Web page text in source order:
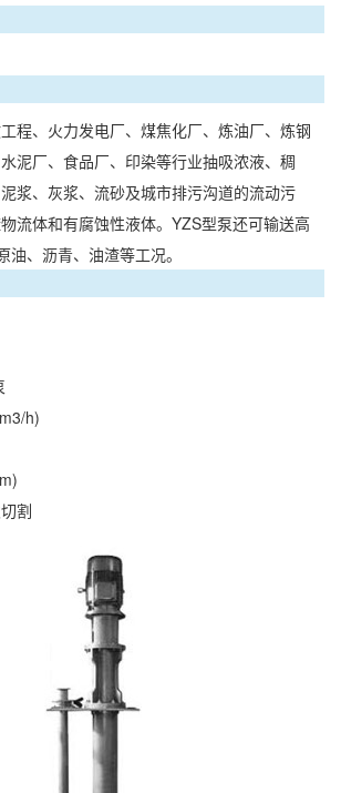
程、火力发电厂、煤焦化厂、炼油厂、炼钢
泥厂、食品厂、印染等行业抽吸浓液、稠
浆、灰浆、流砂及城市排污沟道的流动污
流体和有腐蚀性液体。YZS型泵还可输送高
、沥青、油渣等工况。
h)
割